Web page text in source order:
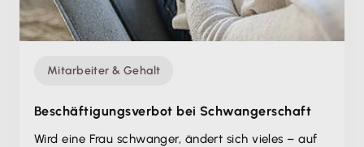
Mitarbeiter & Gehalt
Beschäftigungsverbot bei Schwangerschaft
Wird eine Frau schwanger, ändert sich vieles – auf